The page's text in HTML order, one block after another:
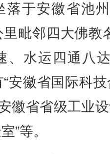
落于安徽省池
毗邻四大佛教
、水运四通八
安徽省国际科
徽省省级工业
”等。